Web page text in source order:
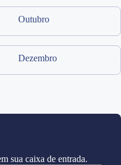
Outubro
Dezembro
sua caixa de entrada.